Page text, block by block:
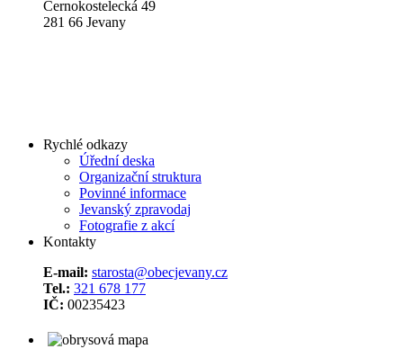
Černokostelecká 49
281 66 Jevany
Rychlé odkazy
Úřední deska
Organizační struktura
Povinné informace
Jevanský zpravodaj
Fotografie z akcí
Kontakty
E-mail: starosta@obecjevany.cz
Tel.: 321 678 177
IČ: 00235423